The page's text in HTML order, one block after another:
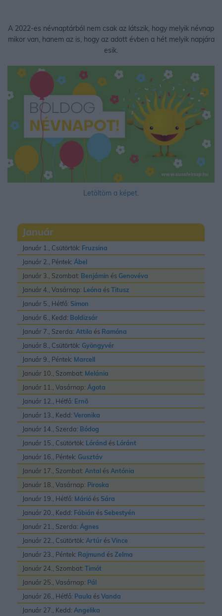
A 2022-es névnaptárból nem csak az látszik, hogy melyik névnap
mikor van, hanem az is, hogy az adott évben a hét melyik napjára
esik.
Letöltöm a képet.
Január
Január 1., Csütörtök: Fruzsina
Január 2., Péntek: Ábel
Január 3., Szombat: Benjámin és Genovéva
Január 4., Vasárnap: Leóna ésTitusz
Január 5., Hétfő: Simon
Január 6., Kedd: Boldizsár
Január 7., Szerda: Attila és Ramóna
Január 8., Csütörtök: Gyöngyvér
Január 9., Péntek: Marcell
Január 10., Szombat: Melánia
Január 11., Vasárnap: Ágota
Január 12., Hétfő: Ernõ
Január 13., Kedd: Veronika
Január 14., Szerda: Bódog
Január 15., Csütörtök: Lóránd és Lóránt
Január 16., Péntek: Gusztáv
Január 17., Szombat: Antal ésAntónia
Január 18., Vasárnap: Piroska
Január 19., Hétfő: Márió és Sára
Január 20., Kedd: Fábián és Sebestyén
Január 21., Szerda: Ágnes
Január 22., Csütörtök: Artúr ésVince
Január 23., Péntek: Rajmund ésZelma
Január 24., Szombat: Timót
Január 25., Vasárnap: Pál
Január 26., Hétfő: Paula ésVanda
Január 27., Kedd: Angelika